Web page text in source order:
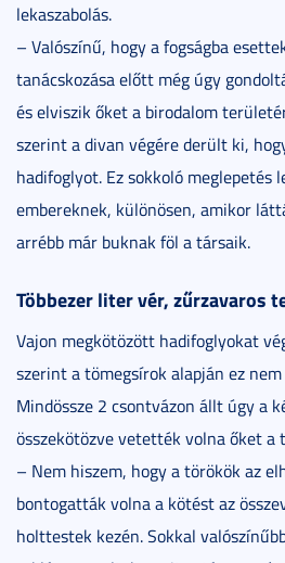
lekaszabolás.
– Valószínű, hogy a fogságba
tanácskozása előtt még úgy
és elviszik őket a birodalom
szerint a divan végére derült ki,
hadifoglyot. Ez sokkoló meglepetés
embereknek, különösen, amikor
arrébb már buknak föl a társaik.
Többezer liter vér, zűrzavaros
Vajon megkötözött hadifoglyokat
szerint a tömegsírok alapján ez
Mindössze 2 csontvázon állt úgy a
összekötözve vetették volna őket a
– Nem hiszem, hogy a törökök az
bontogatták volna a kötést az
holttestek kezén. Sokkal